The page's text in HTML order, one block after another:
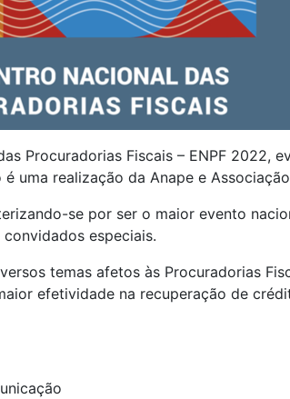
Procuradorias Fiscais – ENPF 2022,
uma realização da Anape e
se por ser o maior evento
especiais.
temas afetos às Procuradorias
efetividade na recuperação de